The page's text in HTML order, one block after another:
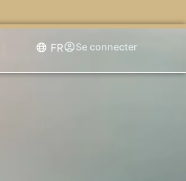
FR Se connecter